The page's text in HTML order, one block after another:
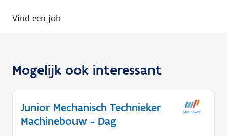
Vind een job
Mogelijk ook interessant
Junior Mechanisch Technieker
Machinebouw - Dag